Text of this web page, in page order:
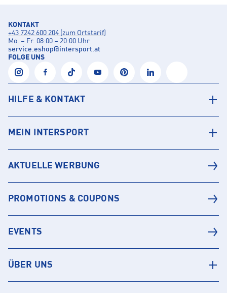
KONTAKT
+43 7242 600 204 (zum Ortstarif)
Mo. – Fr. 08:00 – 20:00 Uhr
service.eshop@intersport.at
FOLGE UNS
HILFE & KONTAKT
MEIN INTERSPORT
AKTUELLE WERBUNG
PROMOTIONS & COUPONS
EVENTS
ÜBER UNS